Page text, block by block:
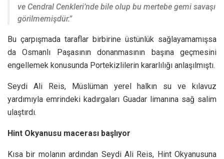
ve Cendral Cenkleri’nde bile olup bu mertebe gemi savaşı
görilmemişdür.”
Bu çarpışmada taraflar birbirine üstünlük sağlayamamışsa
da Osmanlı Paşasının donanmasının başına geçmesini
engellemek konusunda Portekizlilerin kararlılığı anlaşılmıştı.
Seydi Ali Reis, Müslüman yerel halkın su ve kılavuz
yardımıyla emrindeki kadırgaları Guadar limanına sağ salim
ulaştırdı.
Hint Okyanusu macerası başlıyor
Kısa bir molanın ardından Seydi Ali Reis, Hint Okyanusuna